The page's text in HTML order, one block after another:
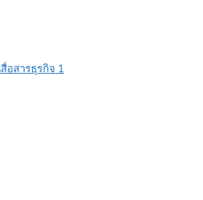
อสารธุรกิจ 1